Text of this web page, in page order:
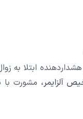
ابتلا به
آلزایمر، مشورت